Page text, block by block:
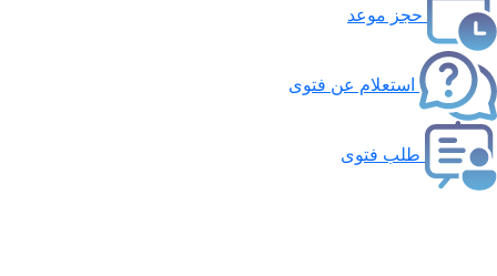
حجز موعد
استعلام عن فتوى
طلب فتوى